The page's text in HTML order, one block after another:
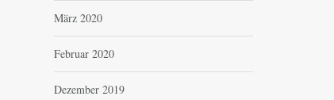
März 2020
Februar 2020
Dezember 2019